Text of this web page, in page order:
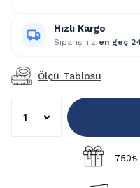
Hızlı Kargo
Siparişiniz en geç
Ölçü Tablosu
750₺